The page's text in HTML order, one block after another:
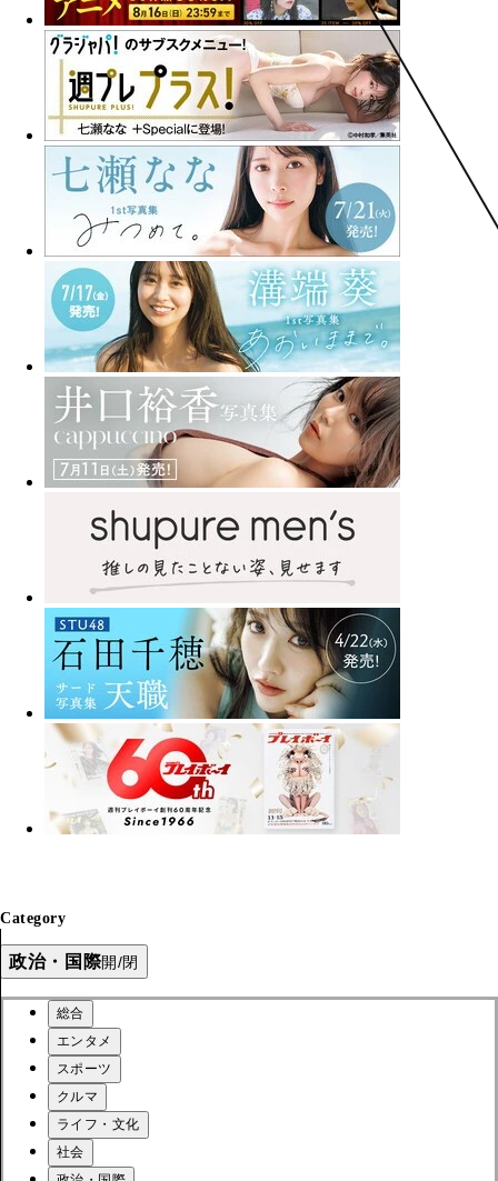
Category
政治・国際開/閉
総合
エンタメ
スポーツ
クルマ
ライフ・文化
社会